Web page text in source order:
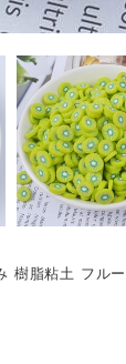
樹脂粘土 フル